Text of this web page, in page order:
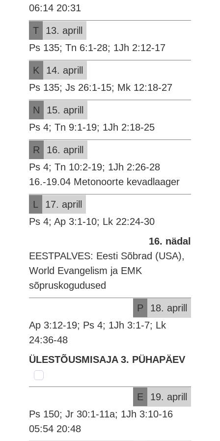
06:14 20:31
T
13. aprill
Ps 135; Tn 6:1-28; 1Jh 2:12-17
K
14. aprill
Ps 135; Js 26:1-15; Mk 12:18-27
N
15. aprill
Ps 4; Tn 9:1-19; 1Jh 2:18-25
R
16. aprill
Ps 4; Tn 10:2-19; 1Jh 2:26-28
16.-19.04 Metonoorte kevadlaager
L
17. aprill
Ps 4; Ap 3:1-10; Lk 22:24-30
16. nädal
EESTPALVES: Eesti Sõbrad (USA),
World Evangelism ja EMK
sõpruskogudused
P
18. aprill
Ap 3:12-19; Ps 4; 1Jh 3:1-7; Lk
24:36-48
ÜLESTÕUSMISAJA 3. PÜHAPÄEV
E
19. aprill
Ps 150; Jr 30:1-11a; 1Jh 3:10-16
05:54 20:48